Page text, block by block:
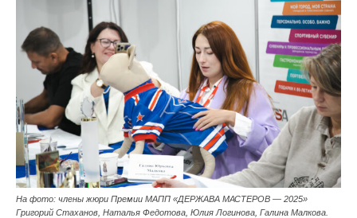
На фото: члены жюри Премии МАПП «ДЕРЖАВА МАСТЕРОВ — 2025»
Григорий Стаханов, Наталья Федотова, Юлия Логинова, Галина Малкова.